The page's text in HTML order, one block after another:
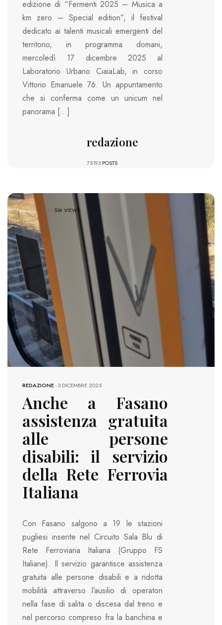
edizione di “Fermenti 2025 – Musica a
km zero – Special edition”, il festival
dedicato ai talenti musicali emergenti del
territorio, in programma domani,
mercoledì 17 dicembre 2025 al
Laboratorio Urbano CiaiaLab, in corso
Vittorio Emanuele 76. Un appuntamento
che si conferma come un unicum nel
panorama […]
redazione
75193 POSTS
536 VIEWS
REDAZIONE-3 DICEMBRE 2025
Anche a Fasano
assistenza gratuita
alle persone
disabili: il servizio
della Rete Ferrovia
Italiana
Con Fasano salgono a 19 le stazioni
pugliesi inserite nel Circuito Sala Blu di
Rete Ferroviaria Italiana (Gruppo FS
Italiane). Il servizio garantisce assistenza
gratuita alle persone disabili e a ridotta
mobilità attraverso l’ausilio di operatori
nella fase di salita o discesa dal treno e
nel percorso compreso fra la banchina e